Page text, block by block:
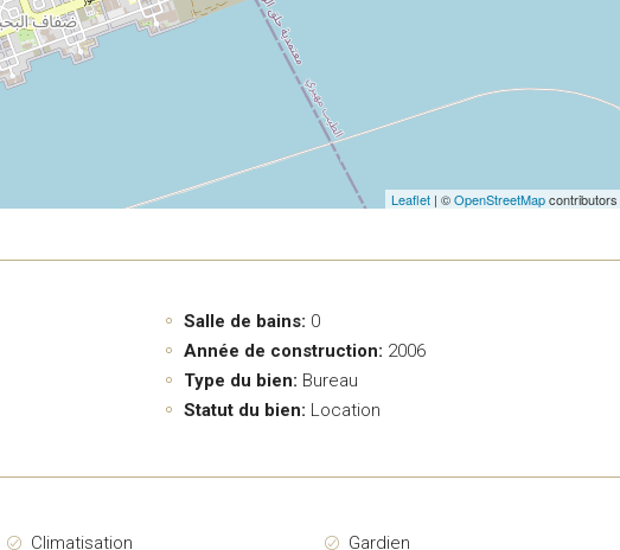
Leaflet | ©OpenStreetMapcontributors
Salle de bains: 0
Année de construction: 2006
Type du bien: Bureau
Statut du bien: Location
Climatisation
Gardien